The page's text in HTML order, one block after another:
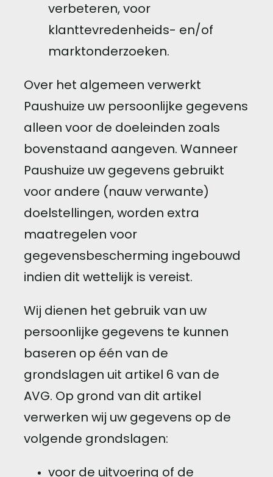
verbeteren, voor
klanttevredenheids- en/of
marktonderzoeken.
Over het algemeen verwerkt
Paushuize uw persoonlijke gegevens
alleen voor de doeleinden zoals
bovenstaand aangeven. Wanneer
Paushuize uw gegevens gebruikt
voor andere (nauw verwante)
doelstellingen, worden extra
maatregelen voor
gegevensbescherming ingebouwd
indien dit wettelijk is vereist.
Wij dienen het gebruik van uw
persoonlijke gegevens te kunnen
baseren op één van de
grondslagen uit artikel 6 van de
AVG. Op grond van dit artikel
verwerken wij uw gegevens op de
volgende grondslagen:
voor de uitvoering of de